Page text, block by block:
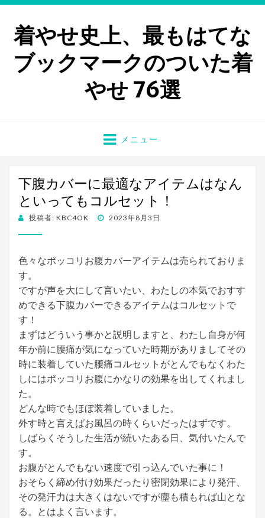
着やせ史上、最もはてな
ブックマークのついた着
やせ 76選
メニュー
下腹カバーに最適なアイテムはなん
といってもコルセット！
投稿者: KBC4OK
投 2023年8月3日
色々なポッコリお腹カバーアイテムは売られておりま
す。
ですが声を大にして言いたい、わたしの本気でおすす
めできる下腹カバーできるアイテムはコルセットで
す！
まずはどういう事かと説明しますと、わたし自身が何
年か前に腰痛が気になっていた時期がありましてその
時に装着していた腰痛コルセットがとんでもなくわた
しにはポッコリお腹にかなりの効果を出してくれまし
た。
どんな時でもほぼ装着していました。
外す時と言えばお風呂の時くらいだったはずです。
しばらくそうした生活が続いたある日、気付いたんで
す。
お腹がとんでもない速度で引っ込んでいた事に！
おそらく締め付け効果だったり密閉効果により発汗、
その発汗力は大きくはないですが塵も積もれば山とな
る。とはよく言います。